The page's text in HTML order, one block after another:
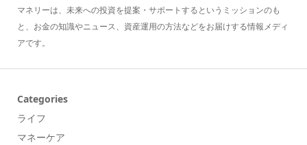
マネリーは、未来への投資を提案・サポートするというミッションのも
と、お金の知識やニュース、資産運用の方法などをお届けする情報メディ
アです。
Categories
ライフ
マネーケア